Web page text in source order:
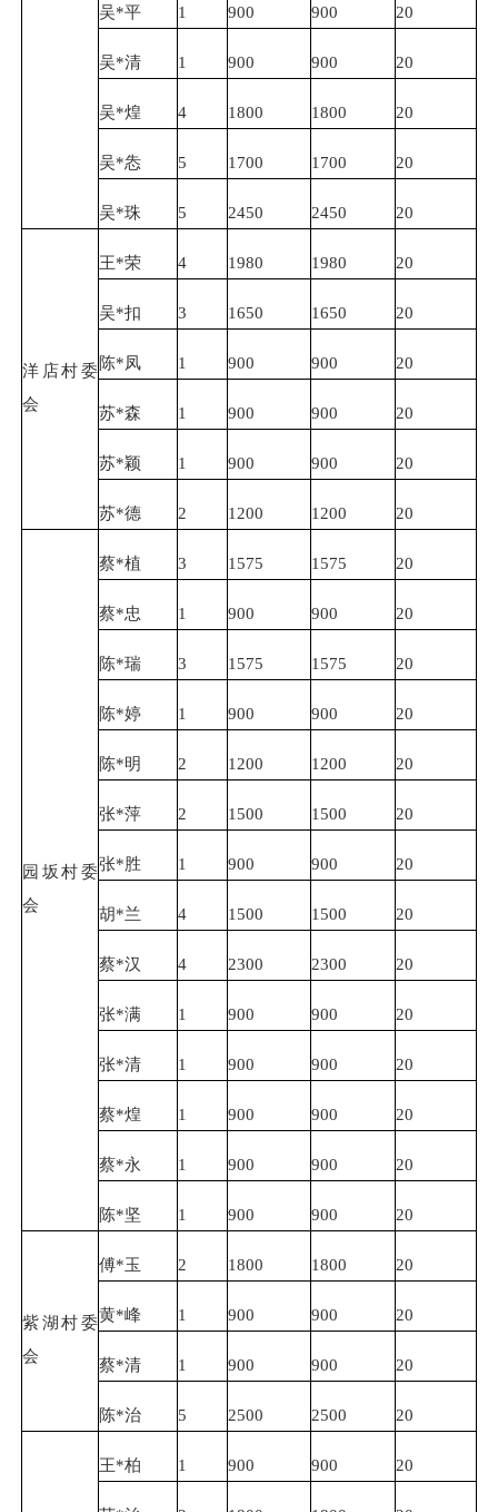
吴*平 1 900 900 20
吴*清 1 900 900 20
吴*煌 4 1800 1800 20
吴*怣 5 1700 1700 20
吴*珠 5 2450 2450 20
洋店村委
会
王*荣 4 1980 1980 20
吴*扣 3 1650 1650 20
陈*凤 1 900 900 20
苏*森 1 900 900 20
苏*颖 1 900 900 20
苏*德 2 1200 1200 20
园坂村委
会
蔡*植 3 1575 1575 20
蔡*忠 1 900 900 20
陈*瑞 3 1575 1575 20
陈*婷 1 900 900 20
陈*明 2 1200 1200 20
张*萍 2 1500 1500 20
张*胜 1 900 900 20
胡*兰 4 1500 1500 20
蔡*汉 4 2300 2300 20
张*满 1 900 900 20
张*清 1 900 900 20
蔡*煌 1 900 900 20
蔡*永 1 900 900 20
陈*坚 1 900 900 20
紫湖村委
会
傅*玉 2 1800 1800 20
黄*峰 1 900 900 20
蔡*清 1 900 900 20
陈*治 5 2500 2500 20
王*柏 1 900 900 20